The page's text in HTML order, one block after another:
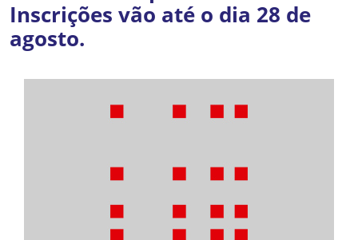
Inscrições vão até o dia 28 de
agosto.